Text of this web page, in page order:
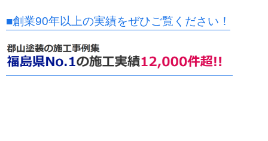
■創業90年以上の実績をぜひご覧ください！